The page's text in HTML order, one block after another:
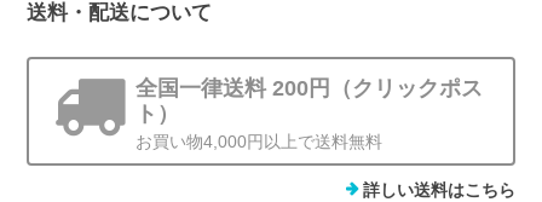
送料・配送について
全国一律送料 200円（クリックポス
ト）
お買い物4,000円以上で送料無料
詳しい送料はこちら